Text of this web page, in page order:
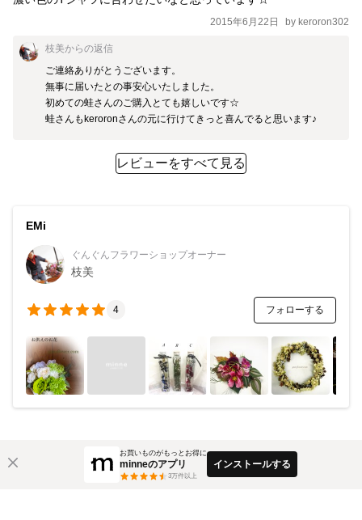
2015年6月22日 by keroron302
枝美からの返信
ご連絡ありがとうございます。
無事に届いたとの事安心いたしました。
初めての蛙さんのご購入とても嬉しいです☆
蛙さんもkeroronさんの元に行けてきっと喜んでると思います♪
レビューをすべて見る
EMi
ぐんぐんフラワーショップオーナー
枝美
4 フォローする
お買いものがもっとお得に
minneのアプリ
3万件以上
インストールする